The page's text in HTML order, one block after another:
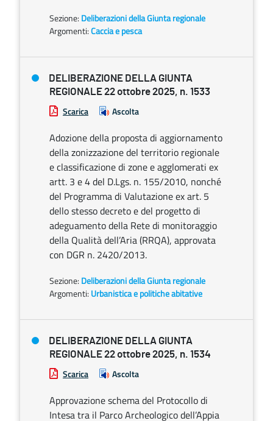
Sezione: Deliberazioni della Giunta regionale
Argomenti:Caccia e pesca
DELIBERAZIONE DELLA GIUNTA
REGIONALE 22 ottobre 2025, n. 1533
Scarica Ascolta
Adozione della proposta di aggiornamento
della zonizzazione del territorio regionale
e classificazione di zone e agglomerati ex
artt. 3 e 4 del D.Lgs. n. 155/2010, nonché
del Programma di Valutazione ex art. 5
dello stesso decreto e del progetto di
adeguamento della Rete di monitoraggio
della Qualità dell’Aria (RRQA), approvata
con DGR n. 2420/2013.
Sezione: Deliberazioni della Giunta regionale
Argomenti: Urbanistica e politiche abitative
DELIBERAZIONE DELLA GIUNTA
REGIONALE 22 ottobre 2025, n. 1534
Scarica Ascolta
Approvazione schema del Protocollo di
Intesa tra il Parco Archeologico dell’Appia